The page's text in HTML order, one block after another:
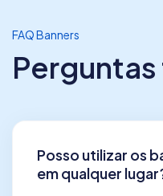
FAQ Banners
Posso utilizar os
em qualquer